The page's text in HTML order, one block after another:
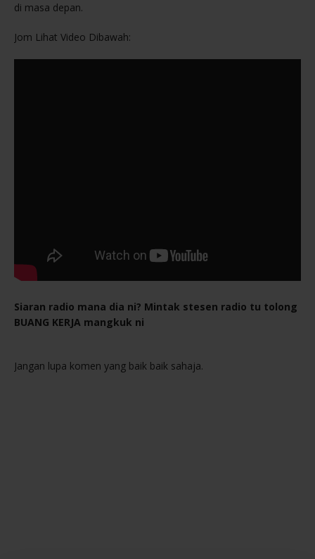
di masa depan.
Jom Lihat Video Dibawah:
Siaran radio mana dia ni? Mintak stesen radio tu tolong
BUANG KERJA mangkuk ni
Jangan lupa komen yang baik baik sahaja.